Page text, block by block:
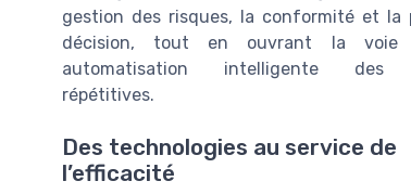
gestion des risques, la conformité et la
décision, tout en ouvrant la
automatisation intelligente des
répétitives.
Des technologies au service de
l’efficacité